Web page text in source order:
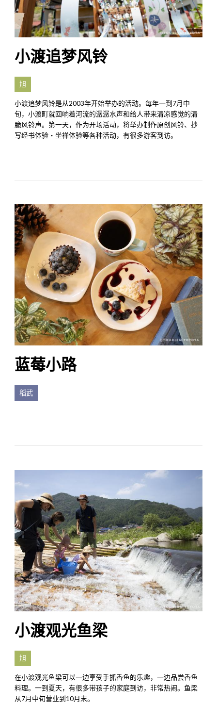
小渡追梦风铃
旭
小渡追梦风铃是从2003年开始举办的活动。每年一到7月中
旬，小渡町就回响着河流的潺潺水声和给人带来清凉感觉的清
脆风铃声。第一天，作为开场活动，将举办制作原创风铃、抄
写经书体验・坐禅体验等各种活动，有很多游客到访。
蓝莓小路
稻武
小渡观光鱼梁
旭
在小渡观光鱼梁可以一边享受手抓香鱼的乐趣，一边品尝香鱼
料理。一到夏天，有很多带孩子的家庭到访，非常热闹。鱼梁
从7月中旬营业到10月末。